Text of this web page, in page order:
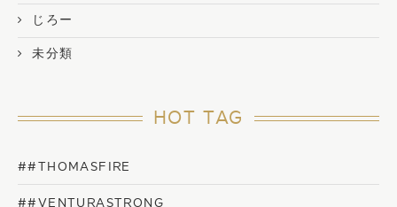
じろー
未分類
HOT TAG
##THOMASFIRE
##VENTURASTRONG